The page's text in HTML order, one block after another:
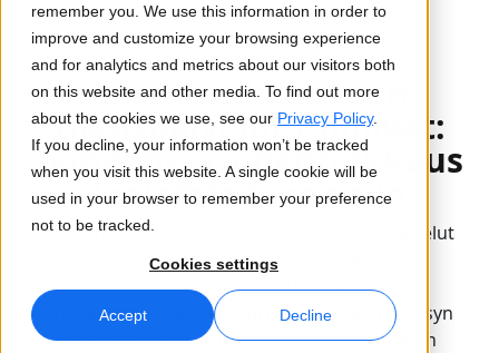
remember you. We use this information in order to
improve and customize your browsing experience
and for analytics and metrics about our visitors both
on this website and other media. To find out more
about the cookies we use, see our Privacy Policy.
If you decline, your information won’t be tracked
when you visit this website. A single cookie will be
used in your browser to remember your preference
not to be tracked.
Cookies settings
Accept Decline
Tulkkaus
Saumatonta viestintää missä tahansa
Media ja viihde
Tuo tarinat joka näytölle
Konsultointi ja ulkoistus
Lia Live
Uusi näkökulma tulkkaukseen
Yhteydet
Työnkulkujen integrointi yksinkertaistettuna
AI-tulkkaus
Artikkelit
Asiantuntijanäkemyksiä globaalista sisällöstä
E-kirjat
Syvällisiä oppaita ja strategioita
On-demand-webinaarit
Kestävyys
Kumppanit
Uutiset
12.3.2026
Miten tulkkauksen
tilauspalvelut toimivat:
puhelin- ja videotulkkaus
laajoihin tarpeisiin
Tilauspohjaiset puhelin- ja videotulkkauspalvelut
voivat ratkaista kiireelliset monikielisen
saatavuuden tarpeet, mutta käyttöönotto
yritysmittakaavassa vaatii muutakin kuin pääsyn
alustalle. Tässä artikkelissa kerrotaan, miten